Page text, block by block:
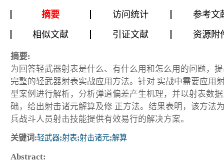
摘要 访问统计
参考文
相似文献
引证文献 资源附
摘要:
为回答轻武器射表是什么、有什么用和怎么用的问题，
完整的轻武器射表实战应用方法。针对 实战中需要应用
型案例进行解析，分析弹道偏差产生机理，并以射表数
础，给出射击诸元解算及修 正方法。结果表明，该方法
兵战斗人员射击技能提供有效易行的解决方案。
关键词:轻武器;射表;射击诸元;解算
Abstract: